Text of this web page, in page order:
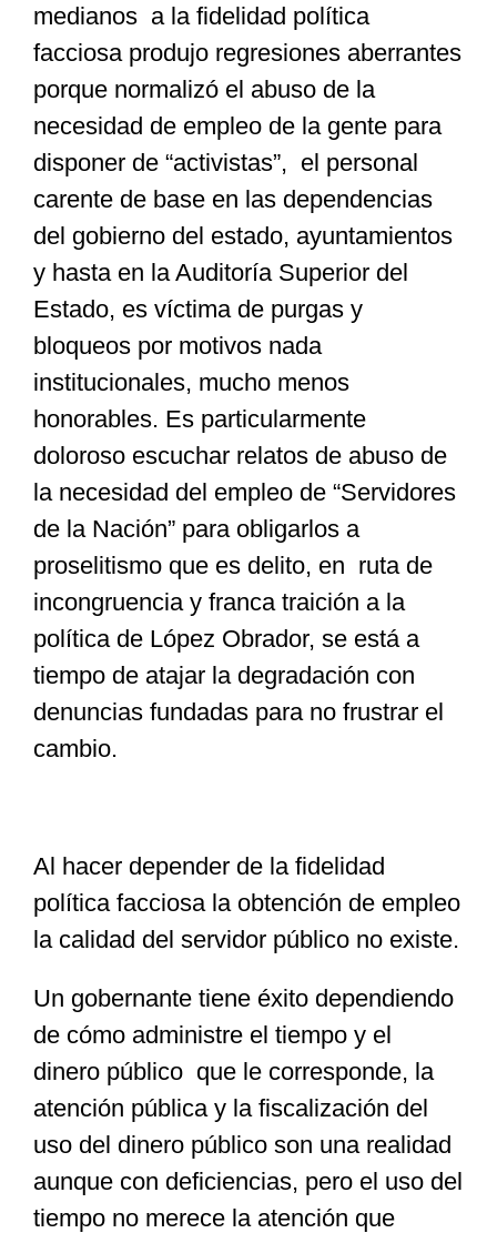
medianos a la fidelidad política
facciosa produjo regresiones aberrantes
porque normalizó el abuso de la
necesidad de empleo de la gente para
disponer de “activistas”, el personal
carente de base en las dependencias
del gobierno del estado, ayuntamientos
y hasta en la Auditoría Superior del
Estado, es víctima de purgas y
bloqueos por motivos nada
institucionales, mucho menos
honorables. Es particularmente
doloroso escuchar relatos de abuso de
la necesidad del empleo de “Servidores
de la Nación” para obligarlos a
proselitismo que es delito, en ruta de
incongruencia y franca traición a la
política de López Obrador, se está a
tiempo de atajar la degradación con
denuncias fundadas para no frustrar el
cambio.
Al hacer depender de la fidelidad
política facciosa la obtención de empleo
la calidad del servidor público no existe.
Un gobernante tiene éxito dependiendo
de cómo administre el tiempo y el
dinero público que le corresponde, la
atención pública y la fiscalización del
uso del dinero público son una realidad
aunque con deficiencias, pero el uso del
tiempo no merece la atención que